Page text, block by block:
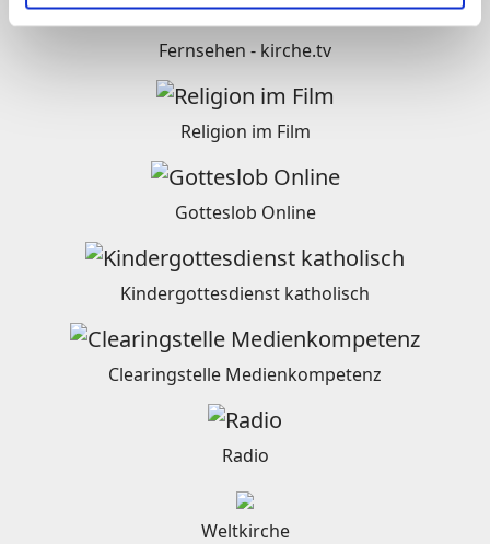
Fernsehen - kirche.tv
Religion im Film
Gotteslob Online
Kindergottesdienst katholisch
Clearingstelle Medienkompetenz
Radio
Weltkirche